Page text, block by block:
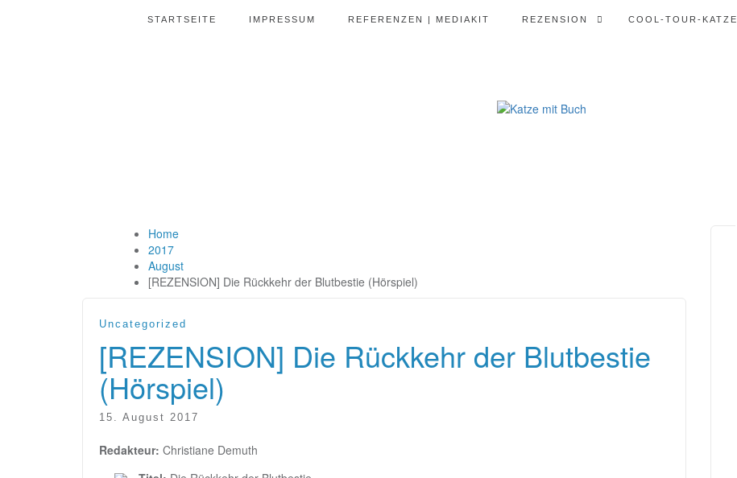
STARTSEITE IMPRESSUM REFERENZEN | MEDIAKIT REZENSION COOL-TOUR-KATZE
Home
2017
August
[REZENSION] Die Rückkehr der Blutbestie (Hörspiel)
Uncategorized
[REZENSION] Die Rückkehr der Blutbestie
(Hörspiel)
15. August 2017
Redakteur: Christiane Demuth